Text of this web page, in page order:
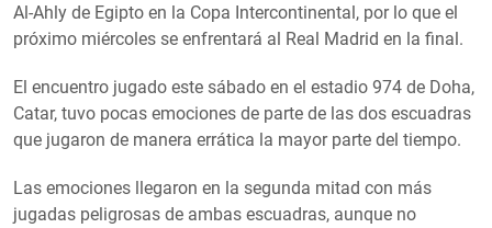
Al-Ahly de Egipto en la Copa Intercontinental, por lo que el
próximo miércoles se enfrentará al Real Madrid en la final.
El encuentro jugado este sábado en el estadio 974 de Doha,
Catar, tuvo pocas emociones de parte de las dos escuadras
que jugaron de manera errática la mayor parte del tiempo.
Las emociones llegaron en la segunda mitad con más
jugadas peligrosas de ambas escuadras, aunque no